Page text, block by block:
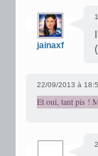
jainaxf
22/09/2013 à
Et oui, tant pis !